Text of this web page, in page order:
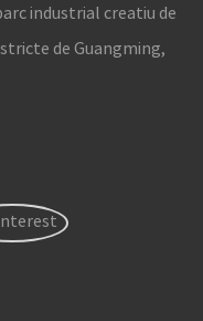
industrial creatiu de
de Guangming,